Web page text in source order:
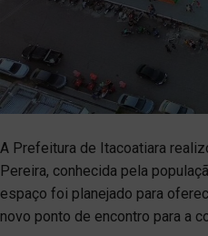
A Prefeitura de Itacoatiara
Pereira, conhecida pela
espaço foi planejado para
novo ponto de encontro para a